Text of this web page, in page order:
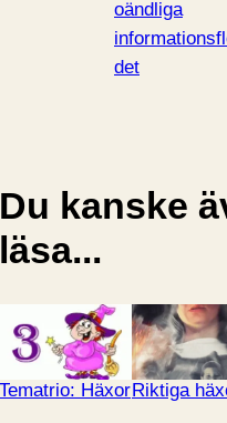
oändliga
det
Du kanske
läsa...
Tematrio: HäxorRiktiga